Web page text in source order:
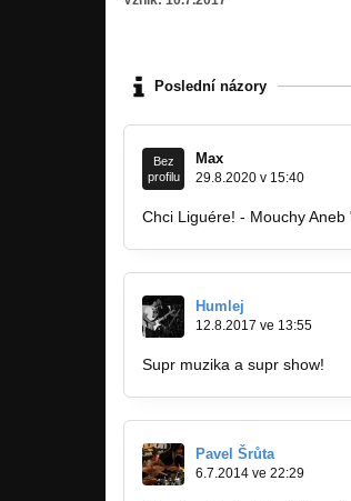
Poslední názory
Bez
profilu
Max
29.8.2020 v 15:40
Chci Liguére! - Mouchy
Humlej
12.8.2017 ve 13:55
Supr muzika a supr show!
Pavel Šrůta
6.7.2014 ve 22:29